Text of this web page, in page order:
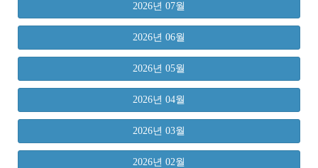
2026년 07월
2026년 06월
2026년 05월
2026년 04월
2026년 03월
2026년 02월